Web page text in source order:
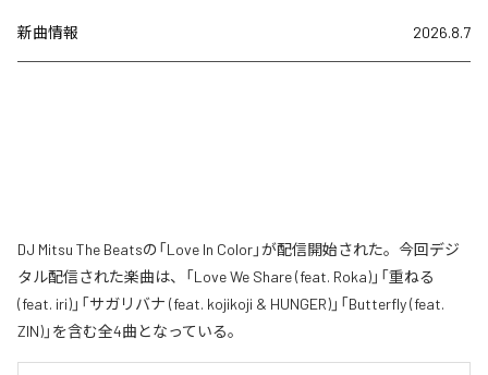
新曲情報 2026.8.7
DJ Mitsu The Beatsの「Love In Color」が配信開始された。今回デジ
タル配信された楽曲は、「Love We Share (feat. Roka)」「重ねる
(feat. iri)」「サガリバナ (feat. kojikoji & HUNGER)」「Butterfly (feat.
ZIN)」を含む全4曲となっている。